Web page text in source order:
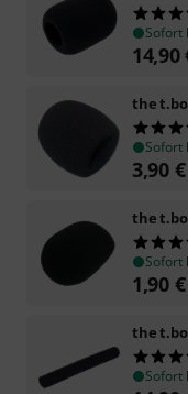
Sofort
14,90
the
Sofort
3,90 €
the
Sofort
1,90 €
the
Sofort